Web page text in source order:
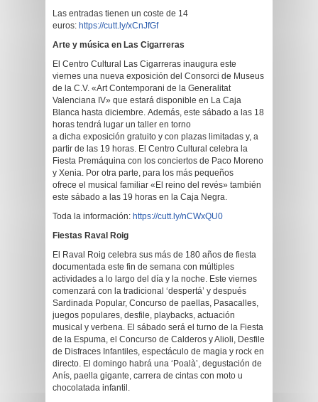
Las entradas tienen un coste de 14
euros: https://cutt.ly/xCnJfGf
Arte y música en Las Cigarreras
El Centro Cultural Las Cigarreras inaugura este
viernes una nueva exposición del Consorci de Museus
de la C.V. «Art Contemporani de la Generalitat
Valenciana IV» que estará disponible en La Caja
Blanca hasta diciembre. Además, este sábado a las 18
horas tendrá lugar un taller en torno
a dicha exposición gratuito y con plazas limitadas y, a
partir de las 19 horas. El Centro Cultural celebra la
Fiesta Premáquina con los conciertos de Paco Moreno
y Xenia. Por otra parte, para los más pequeños
ofrece el musical familiar «El reino del revés» también
este sábado a las 19 horas en la Caja Negra.
Toda la información: https://cutt.ly/nCWxQU0
Fiestas Raval Roig
El Raval Roig celebra sus más de 180 años de fiesta
documentada este fin de semana con múltiples
actividades a lo largo del día y la noche. Este viernes
comenzará con la tradicional ‘despertá’ y después
Sardinada Popular, Concurso de paellas, Pasacalles,
juegos populares, desfile, playbacks, actuación
musical y verbena. El sábado será el turno de la Fiesta
de la Espuma, el Concurso de Calderos y Alioli, Desfile
de Disfraces Infantiles, espectáculo de magia y rock en
directo. El domingo habrá una ‘Poalà’, degustación de
Anís, paella gigante, carrera de cintas con moto u
chocolatada infantil.